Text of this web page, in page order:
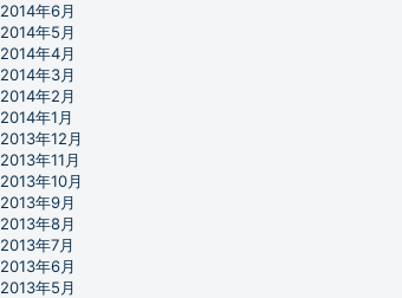
2014年6月
2014年5月
2014年4月
2014年3月
2014年2月
2014年1月
2013年12月
2013年11月
2013年10月
2013年9月
2013年8月
2013年7月
2013年6月
2013年5月